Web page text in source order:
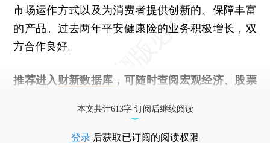
市场运作方式以及为消费者提供创新的、保障丰富
的产品。过去两年平安健康险的业务积极增长，双
方合作良好。
推荐进入 财新数据库 ，可随时查阅宏观经济、股票
本文共计613字 订阅后继续阅读
登录 后获取已订阅的阅读权限